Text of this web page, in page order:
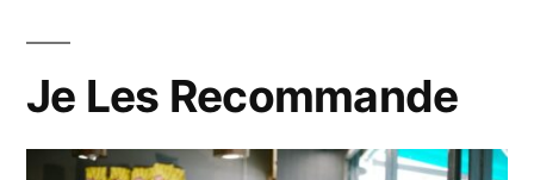
Je Les Recommande